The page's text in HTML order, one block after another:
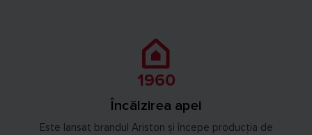
1960
Încălzirea apei
Este lansat brandul Ariston și începe producția de